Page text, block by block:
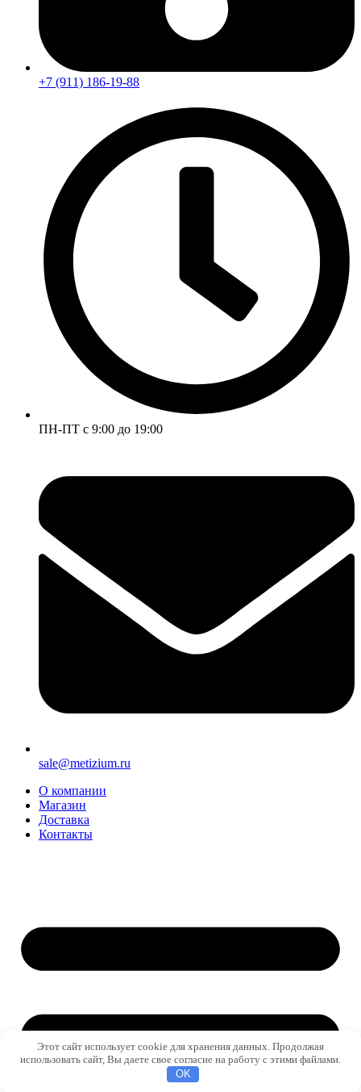
+7 (911) 186-19-88
ПН-ПТ с 9:00 до 19:00
sale@metizium.ru
О компании
Магазин
Доставка
Контакты
Этот сайт использует cookie для хранения данных. Продолжая
использовать сайт, Вы даете свое согласие на работу с этими файлами.
OK